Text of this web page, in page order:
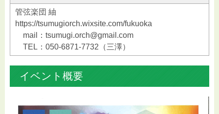
管弦楽団 紬
https://tsumugiorch.wixsite.com/fukuoka
mail：tsumugi.orch@gmail.com
TEL：050-6871-7732（三澤）
イベント概要